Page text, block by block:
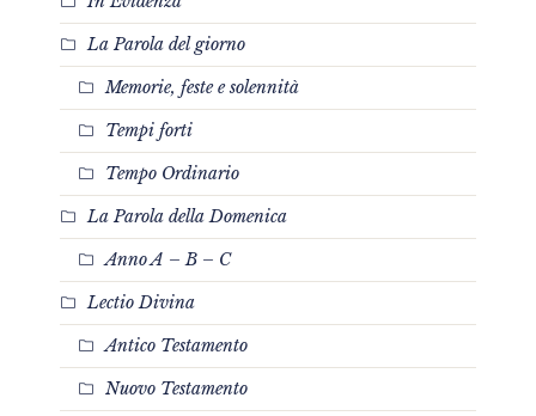
La Parola del giorno
Memorie, feste e solennità
Tempi forti
Tempo Ordinario
La Parola della Domenica
Anno A – B – C
Lectio Divina
Antico Testamento
Nuovo Testamento